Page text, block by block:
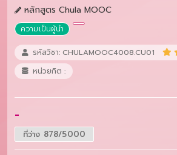
หลักสูตร Chula MOOC
ความเป็นผู้นำ
รหัสวิชา: CHULAMOOC4008.CU01
หน่วยกิต :
-
ที่ว่าง 878/5000